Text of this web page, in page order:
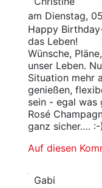
am Dienstag,
Happy
das Leben!
Wünsche,
unser Leben.
Situation mehr
genießen,
sein - egal was
Rosé
ganz sicher…. :-)
Auf diesen
Gabi